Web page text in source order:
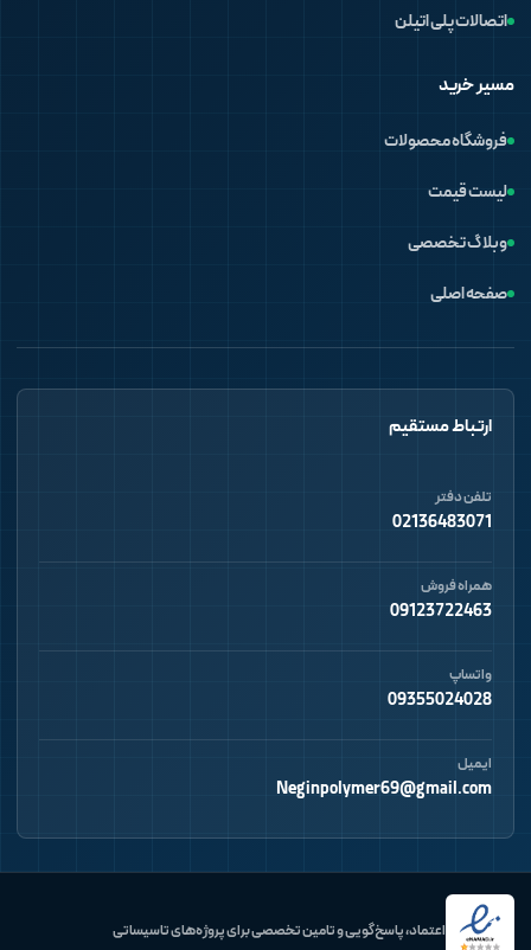
اتصالات پلی اتیلن
مسیر خرید
فروشگاه محصولات
لیست قیمت
وبلاگ تخصصی
صفحه اصلی
ارتباط مستقیم
تلفن دفتر
02136483071
همراه فروش
09123722463
واتساپ
09355024028
ایمیل
Neginpolymer69@gmail.com
اعتماد، پاسخ‌گویی و تامین تخصصی برای پروژه‌های تاسیساتی